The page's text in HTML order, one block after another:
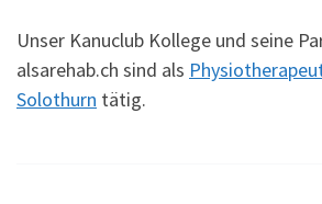
Unser Kanuclub Kollege und seine
alsarehab.ch sind als
Solothurn tätig.